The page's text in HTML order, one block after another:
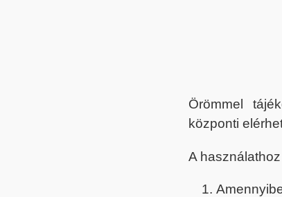
Örömmel
központi
A